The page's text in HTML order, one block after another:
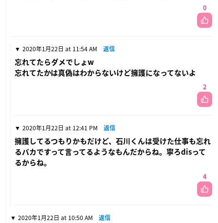
0
2020年1月22日 at 11:54 AM 返信
忘れてたらダメでしょw
忘れてたかは真偽はわからないけど擁護になってないよ
2
2020年1月22日 at 12:41 PM 返信
擁護してるつもりかもだけど、石川くんは受けた仕事も忘れ
るバカですって言ってるようなもんだからね。寧ろdisって
るからね。
4
2020年1月22日 at 10:50 AM 返信